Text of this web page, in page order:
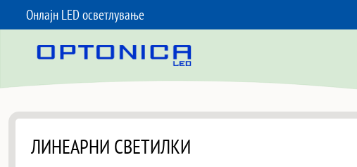
Онлајн LED осветлување
ЛИНЕАРНИ СВЕТИЛКИ